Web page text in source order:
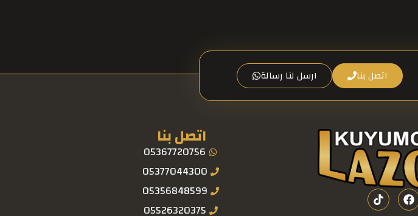
اتصل بنا ارسل لنا رسالة
اتصل بنا
05367720756
05377044300
05356848599
05526320375